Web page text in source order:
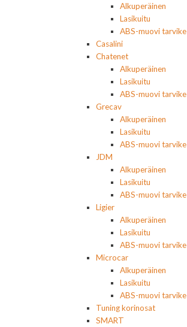
Alkuperäinen
Lasikuitu
ABS-muovi tarvike
Casalini
Chatenet
Alkuperäinen
Lasikuitu
ABS-muovi tarvike
Grecav
Alkuperäinen
Lasikuitu
ABS-muovi tarvike
JDM
Alkuperäinen
Lasikuitu
ABS-muovi tarvike
Ligier
Alkuperäinen
Lasikuitu
ABS-muovi tarvike
Microcar
Alkuperäinen
Lasikuitu
ABS-muovi tarvike
Tuning korinosat
SMART